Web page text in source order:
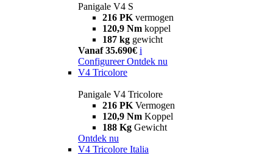
Panigale V4 S
216 PK vermogen
120,9 Nm koppel
187 kg gewicht
Vanaf 35.690€ i
Configureer Ontdek nu
V4 Tricolore
Panigale V4 Tricolore
216 PK Vermogen
120,9 Nm Koppel
188 Kg Gewicht
Ontdek nu
V4 Tricolore Italia